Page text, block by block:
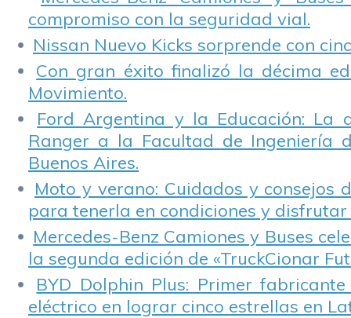
compromiso con la seguridad vial.
Nissan Nuevo Kicks sorprende con
Con gran éxito finalizó la décima
Movimiento.
Ford Argentina y la Educación: La
Ranger a la Facultad de Ingeniería
Buenos Aires.
Moto y verano: Cuidados y consejos
para tenerla en condiciones y disfrutar
Mercedes-Benz Camiones y Buses
la segunda edición de «TruckCionar
BYD Dolphin Plus: Primer
eléctrico en lograr cinco estrellas en